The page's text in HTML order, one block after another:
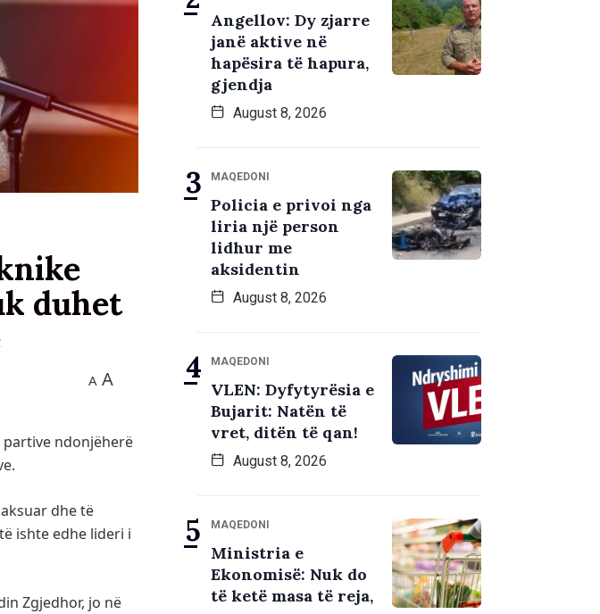
duhet
A A
partive ndonjëherë
dhe të
ishte edhe lideri i
Zgjedhor, jo në
Angellov: Dy zjarre
janë aktive në
hapësira të hapura,
gjendja
August 8, 2026
MAQEDONI
Policia e privoi nga
liria një person
lidhur me
aksidentin
August 8, 2026
MAQEDONI
VLEN: Dyfytyrësia e
Bujarit: Natën të
vret, ditën të qan!
August 8, 2026
MAQEDONI
Ministria e
Ekonomisë: Nuk do
të ketë masa të reja,